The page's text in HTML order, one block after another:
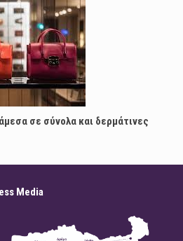
σε σύνολα και δερμάτινες
Media